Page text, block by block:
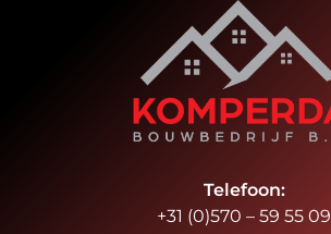
Telefoon:
+31 (0)570 – 59 55 09